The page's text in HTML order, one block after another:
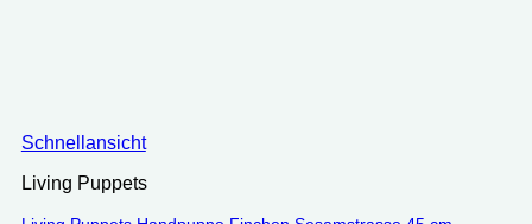
Schnellansicht
Living Puppets